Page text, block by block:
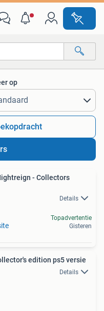
op
- Collectors
Details
Topadvertentie
Gisteren
edition ps5 versie
Details